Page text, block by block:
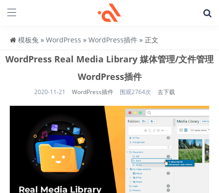
模板兔 » WordPress » WordPress插件 » 正文
WordPress Real Media Library 媒体管理/文件管理
WordPress插件
2020-11-21 WordPress插件 围观2764次 去下载